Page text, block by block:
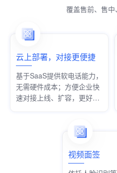
覆盖售前、售
云上部署，对接更便捷
基于SaaS提供软电话能力，
无需硬件成本；方便企业快
速对接上线、扩容，更好适
视频面签